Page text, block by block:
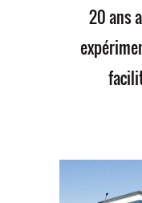
20 ans